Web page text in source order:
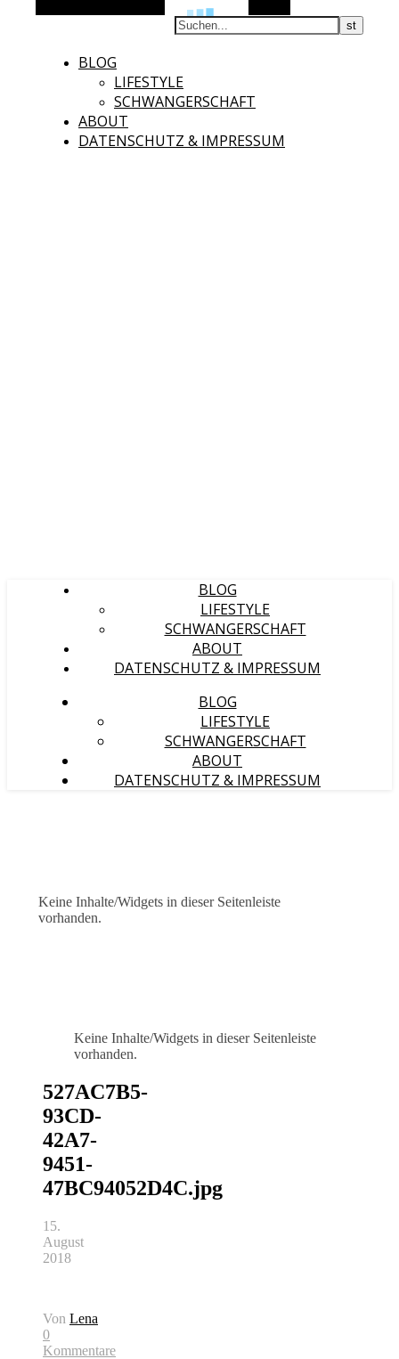
BLOG
LIFESTYLE
SCHWANGERSCHAFT
ABOUT
DATENSCHUTZ & IMPRESSUM
BLOG
LIFESTYLE
SCHWANGERSCHAFT
ABOUT
DATENSCHUTZ & IMPRESSUM
BLOG
LIFESTYLE
SCHWANGERSCHAFT
ABOUT
DATENSCHUTZ & IMPRESSUM
Keine Inhalte/Widgets in dieser Seitenleiste
vorhanden.
Keine Inhalte/Widgets in dieser Seitenleiste
vorhanden.
527AC7B5-
93CD-
42A7-
9451-
47BC94052D4C.jpg
15.
August
2018
Von Lena
0
Kommentare